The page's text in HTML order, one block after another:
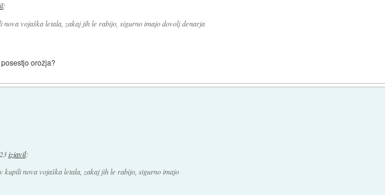
:
vojaška letala, zakaj jih le rabijo, sigurno imajo dovolj denarja
orožja?
izjavil:
kupili nova vojaška letala, zakaj jih le rabijo, sigurno imajo